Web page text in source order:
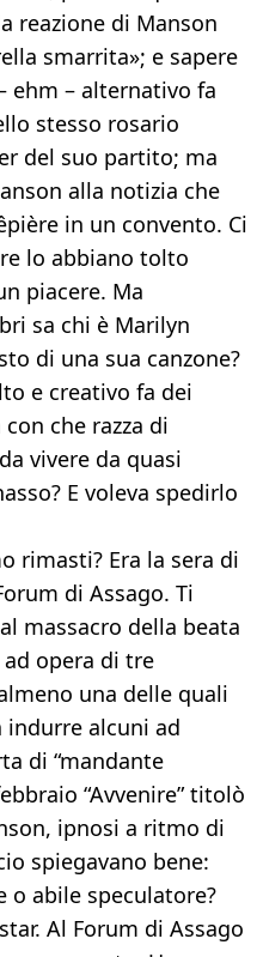
reazione di Manson
smarrita»; e sapere
ehm – alternativo fa
stesso rosario
del suo partito; ma
alla notizia che
in un convento. Ci
lo abbiano tolto
piacere. Ma
sa chi è Marilyn
di una sua canzone?
e creativo fa dei
che razza di
vivere da quasi
E voleva spedirlo
rimasti? Era la sera di
di Assago. Ti
massacro della beata
opera di tre
una delle quali
alcuni ad
di “mandante
“Avvenire” titolò
ipnosi a ritmo di
spiegavano bene:
o abile speculatore?
Al Forum di Assago